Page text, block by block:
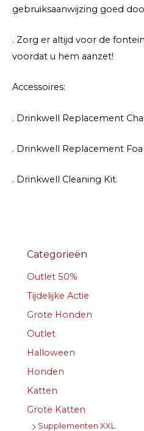
gebruiksaanwijzing goed
. Zorg er altijd voor de
voordat u hem aanzet!
Accessoires:
. Drinkwell Replacement
. Drinkwell Replacement
. Drinkwell Cleaning Kit.
Categorieën
Outlet 50%
Tijdelijke Actie
Grote Honden
Outlet
Halloween
Honden
Katten
Grote Katten
Supplementen XXL